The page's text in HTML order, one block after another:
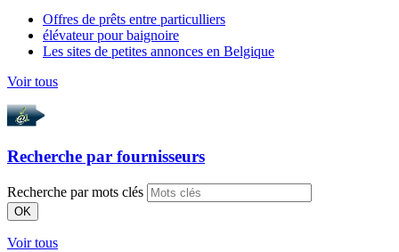
Offres de prêts entre particulliers
élévateur pour baignoire
Les sites de petites annonces en Belgique
Voir tous
Recherche par fournisseurs
Recherche par mots clés
OK
Voir tous